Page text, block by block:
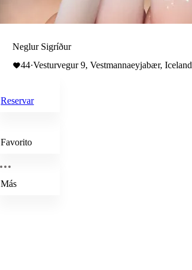
Neglur Sigríður
44·Vesturvegur 9, Vestmannaeyjabær, Iceland
Reservar
Favorito
Más